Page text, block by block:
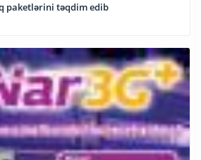
paketlərini təqdim edib